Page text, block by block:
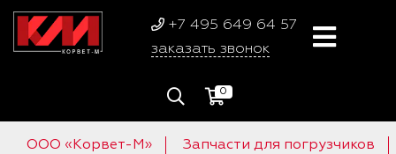
+7 495 649 64 57
заказать звонок
0
ООО «Корвет-М» Запчасти для погрузчиков